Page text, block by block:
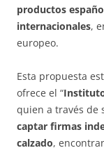
productos
internacionales,
europeo.
Esta propuesta
ofrece el “
quien a través de
captar firmas
calzado,